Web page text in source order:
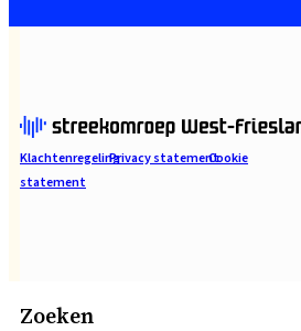
KlachtenregelingPrivacy statementCookie
statement
Zoeken